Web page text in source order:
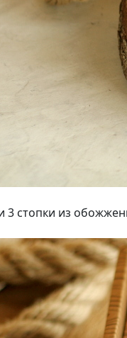
3 стопки из